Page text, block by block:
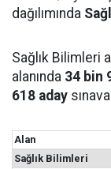
dağılımında
Sağlık Bilimleri
alanında 34 bin
618 aday
Alan
Sağlık Bilimleri